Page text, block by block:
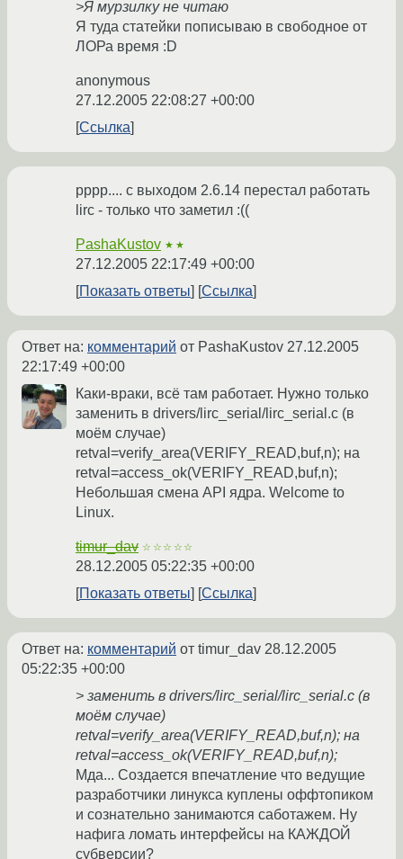
>Я мурзилку не читаю
Я туда статейки пописываю в свободное от
ЛОРа время :D
anonymous
27.12.2005 22:08:27 +00:00
Ссылка
рррр.... с выходом 2.6.14 перестал работать
lirc - только что заметил :((
PashaKustov ★★
27.12.2005 22:17:49 +00:00
Показать ответы
Ссылка
Ответ на: комментарий от PashaKustov 27.12.2005
22:17:49 +00:00
Каки-враки, всё там работает. Нужно только
заменить в drivers/lirc_serial/lirc_serial.c (в
моём случае)
retval=verify_area(VERIFY_READ,buf,n); на
retval=access_ok(VERIFY_READ,buf,n);
Небольшая смена API ядра. Welcome to
Linux.
timur_dav ☆☆☆☆☆
28.12.2005 05:22:35 +00:00
Показать ответы
Ссылка
Ответ на: комментарий от timur_dav 28.12.2005
05:22:35 +00:00
> заменить в drivers/lirc_serial/lirc_serial.c (в
моём случае)
retval=verify_area(VERIFY_READ,buf,n); на
retval=access_ok(VERIFY_READ,buf,n);
Мда... Создается впечатление что ведущие
разработчики линукса куплены оффтопиком
и сознательно занимаются саботажем. Ну
нафига ломать интерфейсы на КАЖДОЙ
субверсии?